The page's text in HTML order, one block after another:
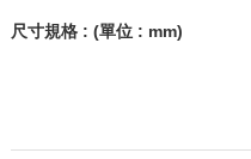
尺寸規格: (單位: mm)